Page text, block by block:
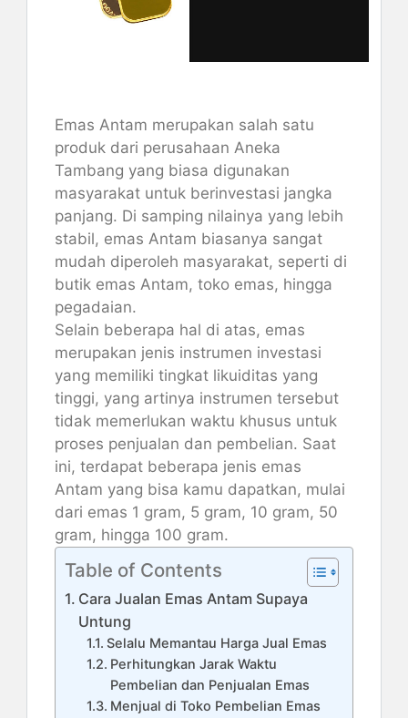
Emas Antam merupakan salah satu
produk dari perusahaan Aneka
Tambang yang biasa digunakan
masyarakat untuk berinvestasi jangka
panjang. Di samping nilainya yang lebih
stabil, emas Antam biasanya sangat
mudah diperoleh masyarakat, seperti di
butik emas Antam, toko emas, hingga
pegadaian.
Selain beberapa hal di atas, emas
merupakan jenis instrumen investasi
yang memiliki tingkat likuiditas yang
tinggi, yang artinya instrumen tersebut
tidak memerlukan waktu khusus untuk
proses penjualan dan pembelian. Saat
ini, terdapat beberapa jenis emas
Antam yang bisa kamu dapatkan, mulai
dari emas 1 gram, 5 gram, 10 gram, 50
gram, hingga 100 gram.
Table of Contents
Cara Jualan Emas Antam Supaya
Untung
Selalu Memantau Harga Jual Emas
Perhitungkan Jarak Waktu
Pembelian dan Penjualan Emas
Menjual di Toko Pembelian Emas